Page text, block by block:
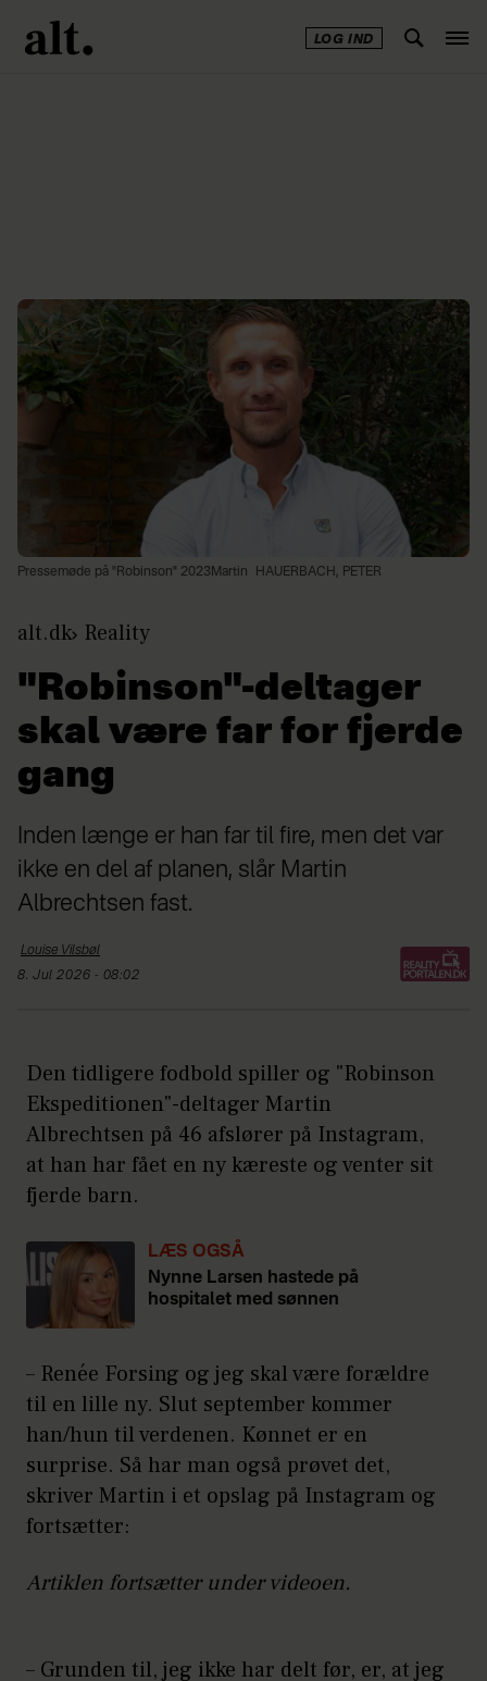
LOG IND
Pressemøde på "Robinson" 2023Martin HAUERBACH, PETER
alt.dk Reality
"Robinson"-deltager
skal være far for fjerde
gang
Inden længe er han far til fire, men det var
ikke en del af planen, slår Martin
Albrechtsen fast.
Louise Vilsbøl
8. Jul 2026 - 08:02
Den tidligere fodbold spiller og "Robinson
Ekspeditionen"-deltager Martin
Albrechtsen på 46 afslører på Instagram,
at han har fået en ny kæreste og venter sit
fjerde barn.
LÆS OGSÅ
Nynne Larsen hastede på
hospitalet med sønnen
– Renée Forsing og jeg skal være forældre
til en lille ny. Slut september kommer
han/hun til verdenen. Kønnet er en
surprise. Så har man også prøvet det,
skriver Martin i et opslag på Instagram og
fortsætter:
Artiklen fortsætter under videoen.
– Grunden til, jeg ikke har delt før, er, at jeg